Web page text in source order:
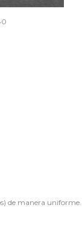
manera